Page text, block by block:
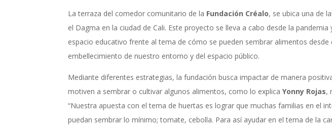
La terraza del comedor comunitario de la Fundación Créalo, se ubica una de
el Dagma en la ciudad de Cali. Este proyecto se lleva a cabo desde la
espacio educativo frente al tema de cómo se pueden sembrar alimentos
embellecimiento de nuestro entorno y del espacio público.
Mediante diferentes estrategias, la fundación busca impactar de manera
motiven a sembrar o cultivar algunos alimentos, como lo explicaYonny Rojas,
“Nuestra apuesta con el tema de huertas es lograr que muchas familias en el
puedan sembrar lo mínimo; tomate, cebolla. Para así ayudar en el tema de la